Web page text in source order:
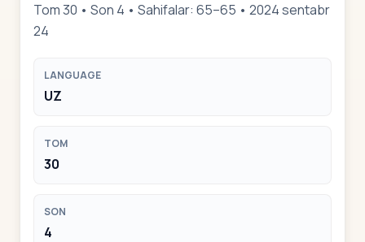
Tom 30 • Son 4 • Sahifalar: 65–65 • 2024 sentabr
24
LANGUAGE
UZ
TOM
30
SON
4